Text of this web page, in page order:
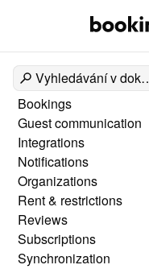
Vyhledávání v
Bookings
Guest communication
Integrations
Notifications
Organizations
Rent & restrictions
Reviews
Subscriptions
Synchronization